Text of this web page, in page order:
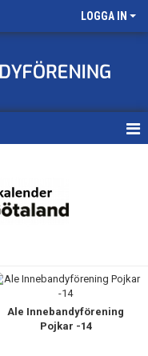
LOGGA IN
Ale Innebandyförening
Pojkar -14